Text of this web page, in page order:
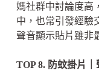
媽社群中討論度高
中，也常引發經驗
聲音顯示貼片雖非
TOP 8. 防蚊掛片｜